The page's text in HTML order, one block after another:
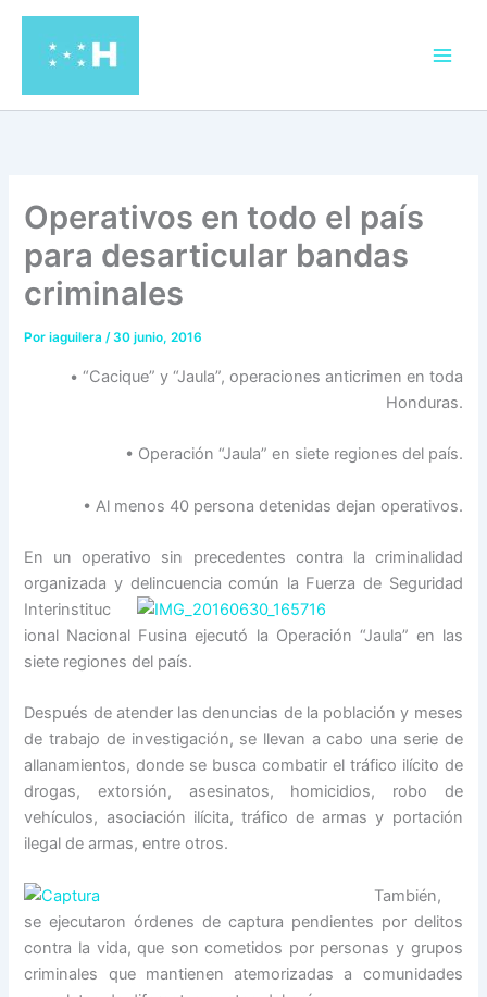
contenido
Operativos en todo el país
para desarticular bandas
criminales
Poriaguilera/30 junio, 2016
• “Cacique” y “Jaula”, operaciones anticrimen en toda
Honduras.
• Operación “Jaula” en siete regiones del país.
• Al menos 40 persona detenidas dejan operativos.
En un operativo sin precedentes contra la criminalidad
organizada y delincuencia común la Fuerza de Seguridad
Interinstituc
ional Nacional Fusina ejecutó la Operación “Jaula” en las
siete regiones del país.
Después de atender las denuncias de la población y meses
de trabajo de investigación, se llevan a cabo una serie de
allanamientos, donde se busca combatir el tráfico ilícito de
drogas, extorsión, asesinatos, homicidios, robo de
vehículos, asociación ilícita, tráfico de armas y portación
ilegal de armas, entre otros.
También,
se ejecutaron órdenes de captura pendientes por delitos
contra la vida, que son cometidos por personas y grupos
criminales que mantienen atemorizadas a comunidades